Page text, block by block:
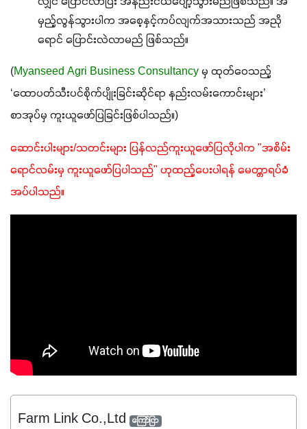
မှည့်လွန်သွားပါက အစေ့နှင့်ကပ်လျက်အသားသည် အညို
ရောင် ပြောင်းလဲလာမည် ဖြစ်သည်။
(Myanseed Agri Business Consultancy မှ ထုတ်ဝေသည့်
‘ထောပတ်သီးပင်စိုက်ပျိုးခြင်းဆိုင်ရာ နည်းလမ်းကောင်းများ’
စာအုပ်မှ ကူးယူဖော်ပြခြင်းဖြစ်ပါသည်။)
ဆောင်းပါးများ/သတင်းများ ပြန်လည်ကူးယူဖော်ပြလိုပါက "အစိမ်း
ရောင်လမ်းမှ ကူးယူဖော်ပြပါသည်" ဟုထည့်ပေးပါရန် မေတ္တာရပ်ခံ
အပ်ပါသည်။
Farm Link Co.,Ltd ကြော်ငြာ